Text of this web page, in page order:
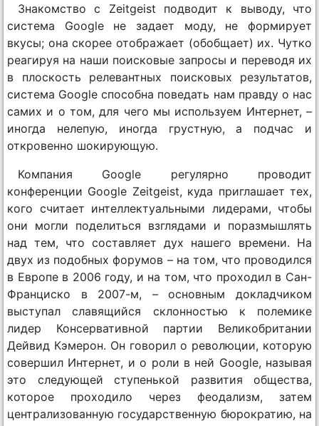
Знакомство с Zeitgeist подводит к выводу, что
система Google не задает моду, не формирует
вкусы; она скорее отображает (обобщает) их. Чутко
реагируя на наши поисковые запросы и переводя их
в плоскость релевантных поисковых результатов,
система Google способна поведать нам правду о нас
самих и о том, для чего мы используем Интернет, –
иногда нелепую, иногда грустную, а подчас и
откровенно шокирующую.
Компания Google регулярно проводит
конференции Google Zeitgeist, куда приглашает тех,
кого считает интеллектуальными лидерами, чтобы
они могли поделиться взглядами и поразмышлять
над тем, что составляет дух нашего времени. На
двух из подобных форумов – на том, что проводился
в Европе в 2006 году, и на том, что проходил в Сан-
Франциско в 2007-м, – основным докладчиком
выступал славящийся склонностью к полемике
лидер Консервативной партии Великобритании
Дейвид Кэмерон. Он говорил о революции, которую
совершил Интернет, и о роли в ней Google, называя
это следующей ступенькой развития общества,
которое проходило через феодализм, затем
централизованную государственную бюрократию, на